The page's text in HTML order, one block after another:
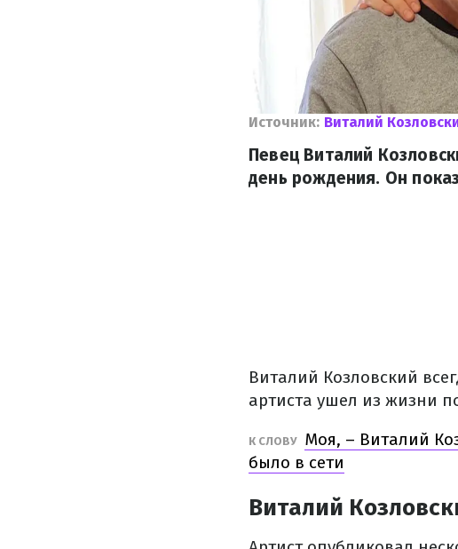
Источник: Виталий
Певец Виталий
день рождения. Он
Виталий Козловский
артиста ушел из жизни
К СЛОВУ Моя, – Виталий
было в сети
Виталий